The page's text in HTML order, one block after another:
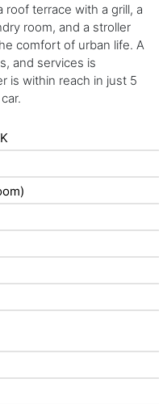
roof terrace with a grill, a
room, and a stroller
comfort of urban life. A
and services is
is within reach in just 5